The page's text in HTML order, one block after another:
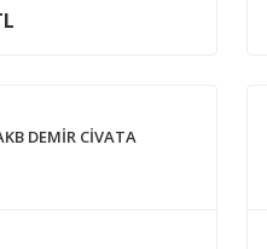
DEMİR CİVATA